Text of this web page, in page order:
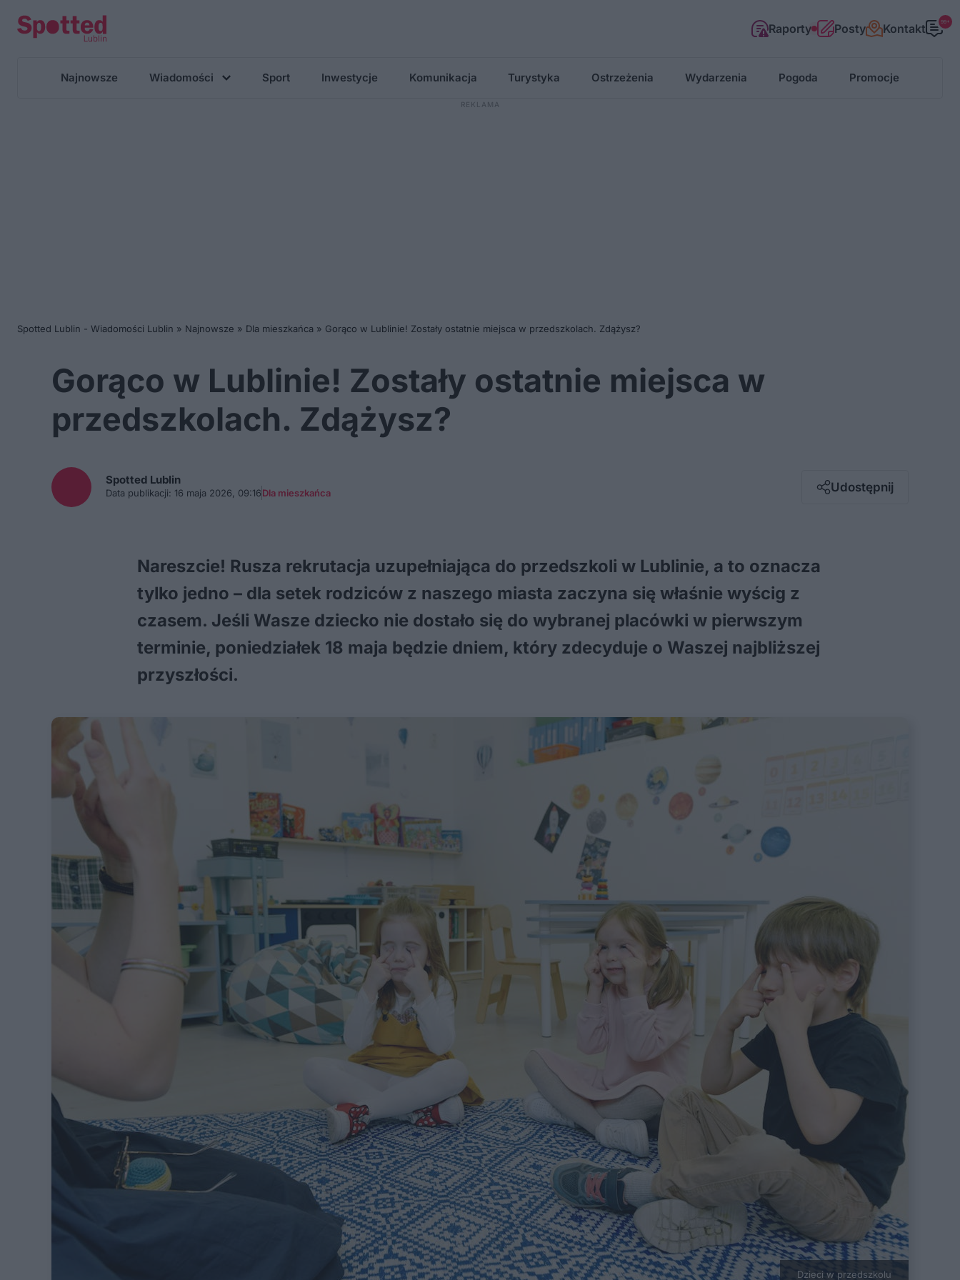
Raporty Posty Kontakt 99+
Najnowsze Wiadomości Sport Inwestycje Komunikacja Turystyka Ostrzeżenia Wydarzenia Pogoda Promocje
Spotted Lublin - Wiadomości Lublin » Najnowsze » Dla mieszkańca » Gorąco w Lublinie! Zostały ostatnie miejsca w przedszkolach. Zdążysz?
Gorąco w Lublinie! Zostały ostatnie miejsca w
przedszkolach. Zdążysz?
Spotted Lublin
Data publikacji: 16 maja 2026, 09:16Dla mieszkańca Udostępnij
Messenger
Nareszcie! Rusza rekrutacja uzupełniająca do przedszkoli w Lublinie, a to oznacza
tylko jedno – dla setek rodziców z naszego miasta zaczyna się właśnie wyścig z
czasem. Jeśli Wasze dziecko nie dostało się do wybranej placówki w pierwszym
terminie, poniedziałek 18 maja będzie dniem, który zdecyduje o Waszej najbliższej
przyszłości.
Dzieci w przedszkolu